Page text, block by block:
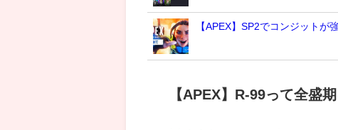
【APEX】SP2でコンジットが
【APEX】R-99って全盛